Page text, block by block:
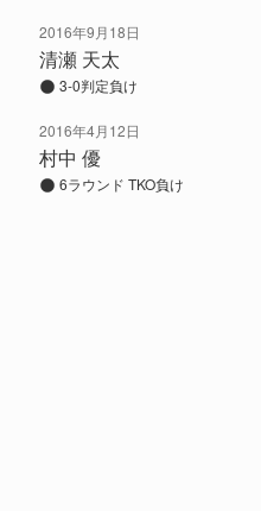
2016年9月18日
清瀬 天太
3-0判定負け
2016年4月12日
村中 優
6ラウンド TKO負け